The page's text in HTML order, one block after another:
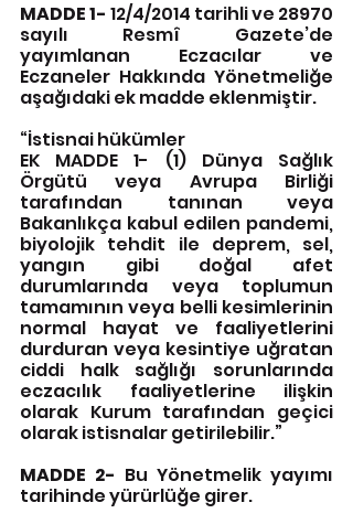
MADDE 1- 12/4/2014 tarihli ve 28970
sayılı Resmî Gazete’de
yayımlanan Eczacılar ve
Eczaneler Hakkında Yönetmeliğe
aşağıdaki ek madde eklenmiştir.
“İstisnai hükümler
EK MADDE 1- (1) Dünya Sağlık
Örgütü veya Avrupa Birliği
tarafından tanınan veya
Bakanlıkça kabul edilen pandemi,
biyolojik tehdit ile deprem, sel,
yangın gibi doğal afet
durumlarında veya toplumun
tamamının veya belli kesimlerinin
normal hayat ve faaliyetlerini
durduran veya kesintiye uğratan
ciddi halk sağlığı sorunlarında
eczacılık faaliyetlerine ilişkin
olarak Kurum tarafından geçici
olarak istisnalar getirilebilir.”
MADDE 2- Bu Yönetmelik yayımı
tarihinde yürürlüğe girer.